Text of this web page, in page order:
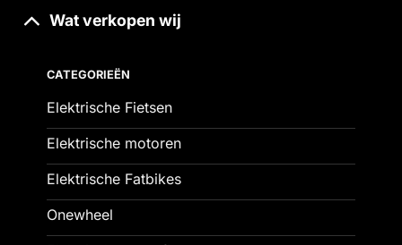
Wat verkopen wij
CATEGORIEËN
Elektrische Fietsen
Elektrische motoren
Elektrische Fatbikes
Onewheel